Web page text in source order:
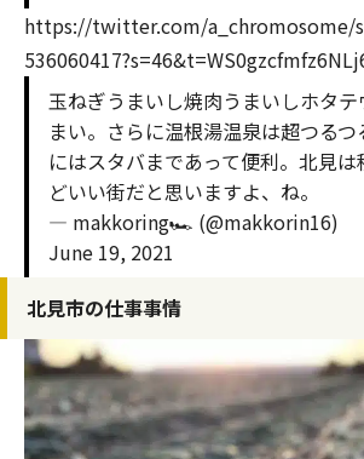
https://twitter.com/a_chromosome/
玉ねぎうまいし焼肉うまいしホタテ
まい。さらに温根湯温泉は超つる
にはスタバまであって便利。北見は
どいい街だと思いますよ、ね。
— makkoring🏎️ (@makkorin16)
June 19, 2021
北見市の仕事事情